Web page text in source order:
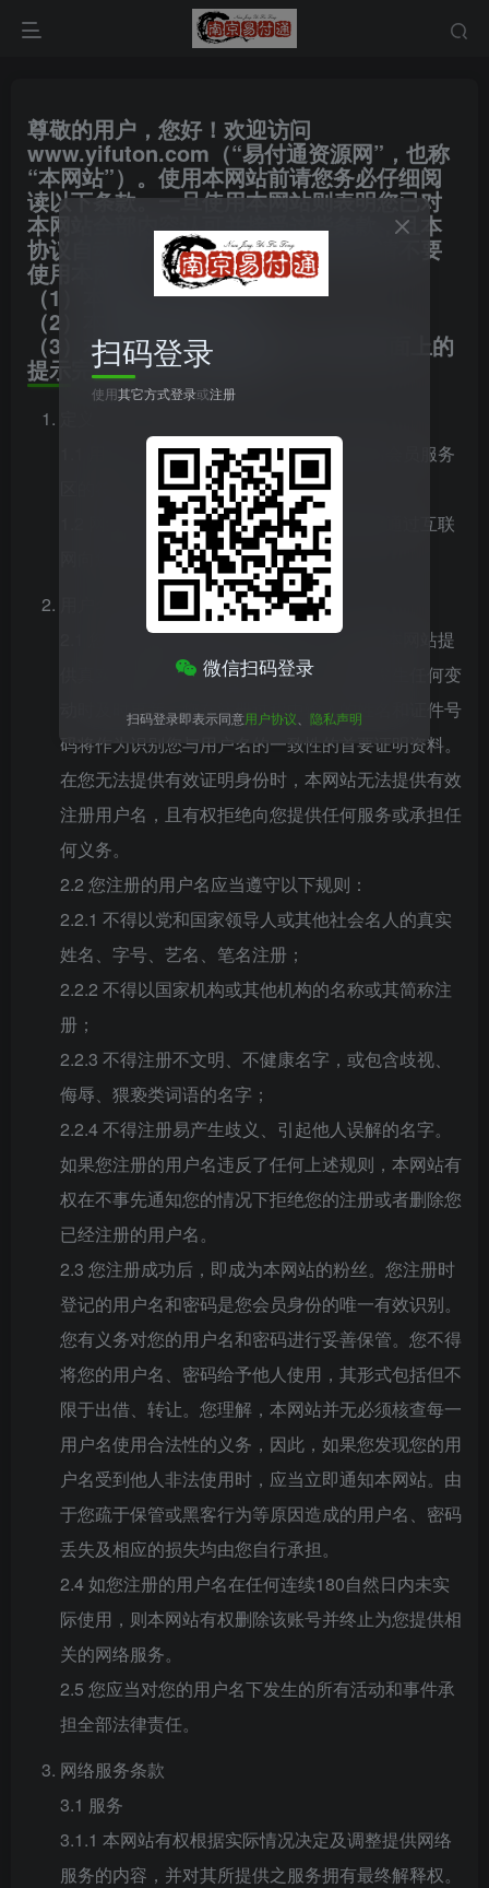
尊敬的用户，您好！欢迎访问
www.yifuton.com（“易付通资源网”，也称
“本网站”）。使用本网站前请您务必仔细阅
读以下条款。一旦使用本网站则表明您已对
本网站全部内容认可并接受这些条款，且本
协议自动生效。如果不接受这些条款请不要
使用本网站
（1）本网站的法律公告；
（2）本网站的隐私条款；
（3）本协议项下的全部条款并按照页面上的
提示完成全部的注意程序。
1.1 用户名：指您通过注册用以登录本网站会员服务
区的符号，亦称为“账号”。
1.2 网络服务：指依照相关法律法规的规定通过互联
网向您提供的服务。
用户名的注册与保管
2.1 您申请注册成为本网站会员时，必须向本网站提
供真实且准确的个人资料，并于个人资料发生任何变
动时及时更新。您在注册过程中输入的姓名和证件号
码将作为识别您与用户名的一致性的首要证明资料。
在您无法提供有效证明身份时，本网站无法提供有效
注册用户名，且有权拒绝向您提供任何服务或承担任
何义务。
2.2 您注册的用户名应当遵守以下规则：
2.2.1 不得以党和国家领导人或其他社会名人的真实
姓名、字号、艺名、笔名注册；
2.2.2 不得以国家机构或其他机构的名称或其简称注
册；
2.2.3 不得注册不文明、不健康名字，或包含歧视、
侮辱、猥亵类词语的名字；
2.2.4 不得注册易产生歧义、引起他人误解的名字。
如果您注册的用户名违反了任何上述规则，本网站有
权在不事先通知您的情况下拒绝您的注册或者删除您
已经注册的用户名。
2.3 您注册成功后，即成为本网站的粉丝。您注册时
登记的用户名和密码是您会员身份的唯一有效识别。
您有义务对您的用户名和密码进行妥善保管。您不得
将您的用户名、密码给予他人使用，其形式包括但不
限于出借、转让。您理解，本网站并无必须核查每一
用户名使用合法性的义务，因此，如果您发现您的用
户名受到他人非法使用时，应当立即通知本网站。由
于您疏于保管或黑客行为等原因造成的用户名、密码
丢失及相应的损失均由您自行承担。
2.4 如您注册的用户名在任何连续180自然日内未实
际使用，则本网站有权删除该账号并终止为您提供相
关的网络服务。
2.5 您应当对您的用户名下发生的所有活动和事件承
担全部法律责任。
网络服务条款
3.1 服务
3.1.1 本网站有权根据实际情况决定及调整提供网络
服务的内容，并对其所提供之服务拥有最终解释权。
扫码登录
使用其它方式登录或注册
微信扫码登录
扫码登录即表示同意用户协议 隐私声明